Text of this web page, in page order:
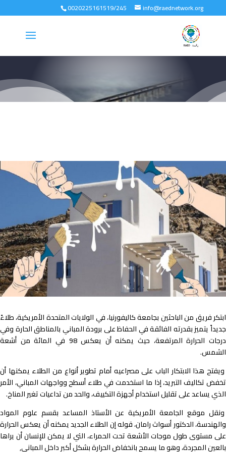
0020225161519/245 info@raednetwork.org
طلاء «فائق» يحافظ على برودة
المباني في المناطق الحارة
ابتكر فريق من الباحثين بجامعة كاليفورنيا، في الولايات المتحدة الأمريكية، طلاءً
جديداً يتميز بقدرته الفائقة في الحفاظ على برودة المباني بالمناطق الحارة وفي
درجات الحرارة المرتفعة، حيث يمكنه أن يعكس 98 في المائة من أشعة
الشمس.
ويفتح هذا الابتكار الباب على مصراعيه أمام تطوير أنواع من الطلاء يمكنها أن
تخفض تكاليف التبريد، إذا ما استخدمت في طلاء أسطح وواجهات المباني، الأمر
الذي يساعد على تقليل استخدام أجهزة التكييف، والحد من تداعيات تغير المناخ.
ونقل موقع الجامعة الأمريكية عن الأستاذ المساعد بقسم علوم المواد
والهندسة، الدكتور أسواث رامان، قوله إن الطلاء الجديد يمكنه أن يعكس الحرارة
على مستوى طول موجات الأشعة تحت الحمراء، التي لا يمكن للإنسان أن يراها
بالعين المجردة، وهو ما يسمح بانخفاض الحرارة بشكل أكبر داخل المباني,